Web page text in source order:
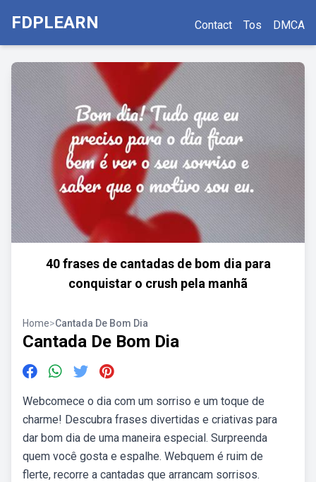
FDPLEARN Contact Tos DMCA
40 frases de cantadas de bom dia para
conquistar o crush pela manhã
Home>Cantada De Bom Dia
Cantada De Bom Dia
Webcomece o dia com um sorriso e um toque de
charme! Descubra frases divertidas e criativas para
dar bom dia de uma maneira especial. Surpreenda
quem você gosta e espalhe. Webquem é ruim de
flerte, recorre a cantadas que arrancam sorrisos.